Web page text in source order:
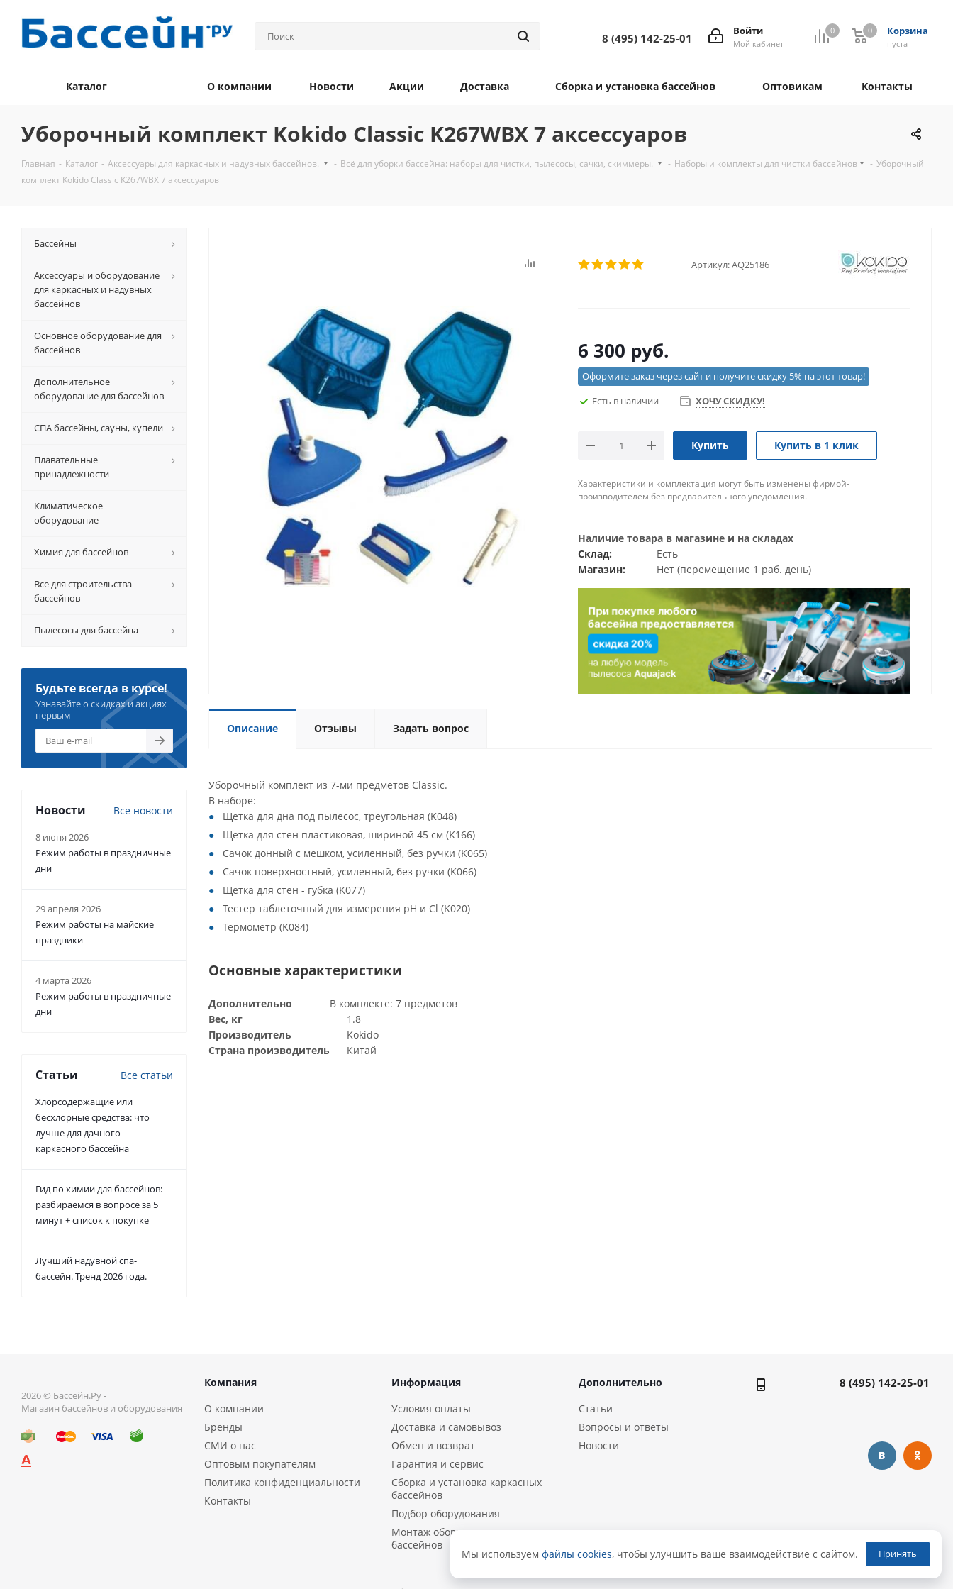
0 Корзина
пуста
0
Войти
Мой кабинет
8 (495) 142-25-01
Каталог О компании Новости Акции Доставка Сборка и установка бассейнов Оптовикам Контакты
Уборочный комплект Kokido Classic K267WBX 7 аксессуаров
Главная - Каталог - Аксессуары для каркасных и надувных бассейнов. - Всё для уборки бассейна: наборы для чистки, пылесосы, сачки, скиммеры. - Наборы и комплекты для чистки бассейнов - Уборочный
комплект Kokido Classic K267WBX 7 аксессуаров
Артикул:AQ25186
6 300 руб.
Оформите заказ через сайт и получите скидку 5% на этот товар!
Есть в наличии ХОЧУ СКИДКУ!
Купить Купить в 1 клик
Характеристики и комплектация могут быть изменены фирмой-
производителем без предварительного уведомления.
Наличие товара в магазине и на складах
Склад:
Есть
Магазин:
Нет (перемещение 1 раб. день)
Описание Отзывы Задать вопрос
Уборочный комплект из 7-ми предметов Classic.
В наборе:
Щетка для дна под пылесос, треугольная (K048)
Щетка для стен пластиковая, шириной 45 см (K166)
Сачок донный с мешком, усиленный, без ручки (K065)
Сачок поверхностный, усиленный, без ручки (K066)
Щетка для стен - губка (K077)
Тестер таблеточный для измерения pH и Cl (K020)
Термометр (K084)
Основные характеристики
Дополнительно
В комплекте: 7 предметов
Вес, кг
1.8
Производитель
Kokido
Страна производитель Китай
Бассейны
Аксессуары и оборудование
для каркасных и надувных
бассейнов
Основное оборудование для
бассейнов
Дополнительное
оборудование для бассейнов
СПА бассейны, сауны, купели
Плавательные
принадлежности
Климатическое
оборудование
Химия для бассейнов
Все для строительства
бассейнов
Пылесосы для бассейна
Будьте всегда в курсе!
Узнавайте о скидках и акциях
первым
Новости Все новости
8 июня 2026
Режим работы в праздничные
дни
29 апреля 2026
Режим работы на майские
праздники
4 марта 2026
Режим работы в праздничные
дни
Статьи Все статьи
Хлорсодержащие или
бесхлорные средства: что
лучше для дачного
каркасного бассейна
Гид по химии для бассейнов:
разбираемся в вопросе за 5
минут + список к покупке
Лучший надувной спа-
бассейн. Тренд 2026 года.
2026 © Бассейн.Ру -
Магазин бассейнов и оборудования
Компания
О компании
Бренды
СМИ о нас
Оптовым покупателям
Политика конфиденциальности
Контакты
Информация
Условия оплаты
Доставка и самовывоз
Обмен и возврат
Гарантия и сервис
Сборка и установка каркасных
бассейнов
Подбор оборудования
Монтаж оборудования и
бассейнов
Дополнительно
Статьи
Вопросы и ответы
Новости
8 (495) 142-25-01
Мы используем файлы cookies, чтобы улучшить ваше взаимодействие с сайтом. Принять